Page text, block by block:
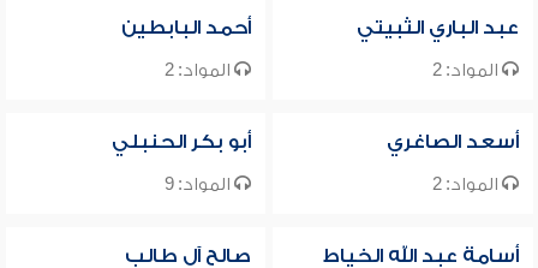
عبد الباري الثبيتي
المواد: 2
أحمد البابطين
المواد: 2
أسعد الصاغري
المواد: 2
أبو بكر الحنبلي
المواد: 9
أسامة عبد الله الخياط صالح آل طالب